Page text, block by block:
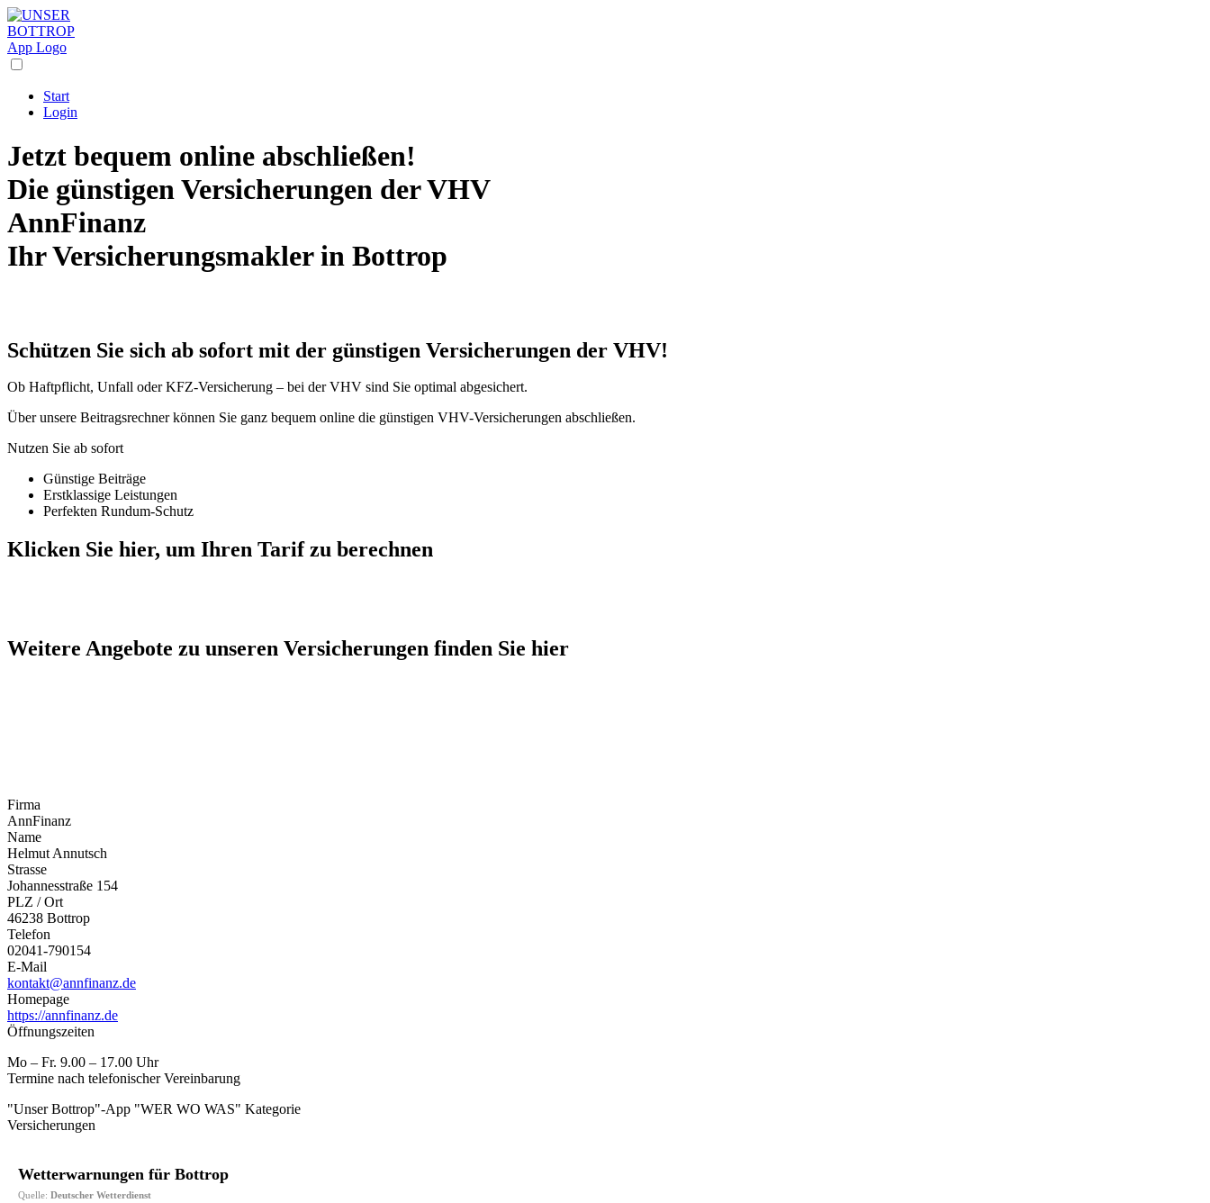
Start
Login
Jetzt bequem online abschließen!
Die günstigen Versicherungen der VHV
AnnFinanz
Ihr Versicherungsmakler in Bottrop
Schützen Sie sich ab sofort mit der günstigen Versicherungen der VHV!
Ob Haftpflicht, Unfall oder KFZ-Versicherung – bei der VHV sind Sie optimal abgesichert.
Über unsere Beitragsrechner können Sie ganz bequem online die günstigen VHV-Versicherungen abschließen.
Nutzen Sie ab sofort
Günstige Beiträge
Erstklassige Leistungen
Perfekten Rundum-Schutz
Klicken Sie hier, um Ihren Tarif zu berechnen
Weitere Angebote zu unseren Versicherungen finden Sie hier
Firma
AnnFinanz
Name
Helmut Annutsch
Strasse
Johannesstraße 154
PLZ / Ort
46238 Bottrop
Telefon
02041-790154
E-Mail
kontakt@annfinanz.de
Homepage
https://annfinanz.de
Öffnungszeiten
Mo – Fr. 9.00 – 17.00 Uhr
Termine nach telefonischer Vereinbarung
"Unser Bottrop"-App "WER WO WAS" Kategorie
Versicherungen
Wetterwarnungen für Bottrop
Quelle: Deutscher Wetterdienst